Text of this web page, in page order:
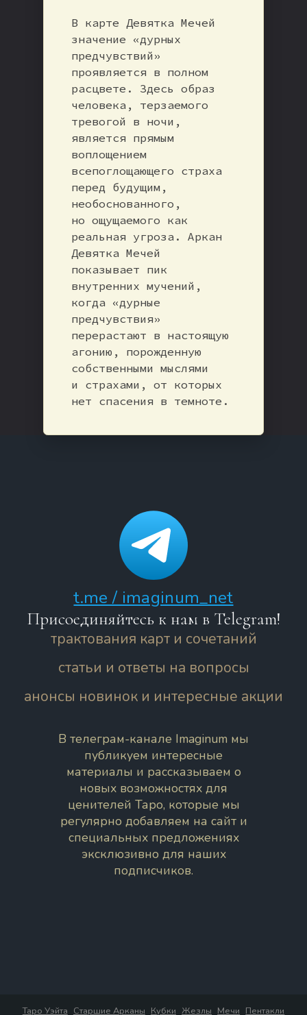
В карте Девятка Мечей
значение «дурных
предчувствий»
проявляется в полном
расцвете. Здесь образ
человека, терзаемого
тревогой в ночи,
является прямым
воплощением
всепоглощающего страха
перед будущим,
необоснованного,
но ощущаемого как
реальная угроза. Аркан
Девятка Мечей
показывает пик
внутренних мучений,
когда «дурные
предчувствия»
перерастают в настоящую
агонию, порожденную
собственными мыслями
и страхами, от которых
нет спасения в темноте.
t.me / imaginum_net
Присоединяйтесь к нам в Telegram!
трактования карт и сочетаний
статьи и ответы на вопросы
анонсы новинок и интересные акции
В телеграм-канале Imaginum мы
публикуем интересные
материалы и рассказываем о
новых возможностях для
ценителей Таро, которые мы
регулярно добавляем на сайт и
специальных предложениях
эксклюзивно для наших
подписчиков.
Таро Уэйта Старшие Арканы Кубки Жезлы Мечи Пентакли